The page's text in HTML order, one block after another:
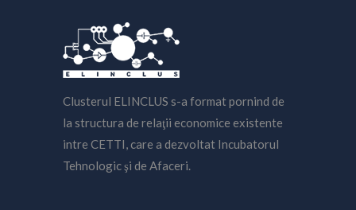
Clusterul ELINCLUS s-a format pornind de
la structura de relaţii economice existente
intre CETTI, care a dezvoltat Incubatorul
Tehnologic şi de Afaceri.